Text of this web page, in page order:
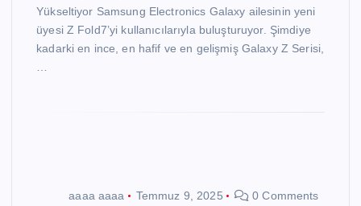
Yükseltiyor Samsung Electronics Galaxy ailesinin yeni
üyesi Z Fold7’yi kullanıcılarıyla buluşturuyor. Şimdiye
kadarki en ince, en hafif ve en gelişmiş Galaxy Z Serisi,
aaaa aaaa Temmuz 9, 2025 0 Comments